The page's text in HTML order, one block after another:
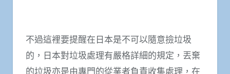
不過這裡要提醒在日本是不可以隨意撿垃圾
的，日本對垃圾處理有嚴格詳細的規定，丟棄
的垃圾亦是由專門的從業者負責收集處理，在